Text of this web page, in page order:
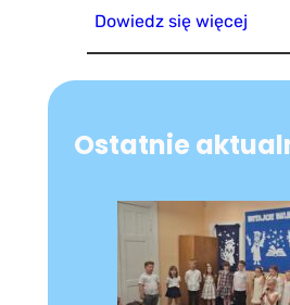
Dowiedz się więcej
Ostatnie